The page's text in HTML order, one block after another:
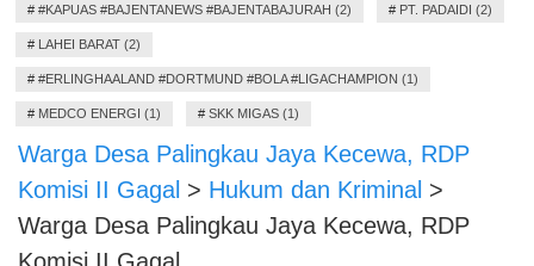
# #KAPUAS #BAJENTANEWS #BAJENTABAJURAH (2) # PT. PADAIDI (2)
# LAHEI BARAT (2)
# #ERLINGHAALAND #DORTMUND #BOLA #LIGACHAMPION (1)
# MEDCO ENERGI (1) # SKK MIGAS (1)
Warga Desa Palingkau Jaya Kecewa, RDP
Komisi II Gagal > Hukum dan Kriminal >
Warga Desa Palingkau Jaya Kecewa, RDP
Komisi II Gagal